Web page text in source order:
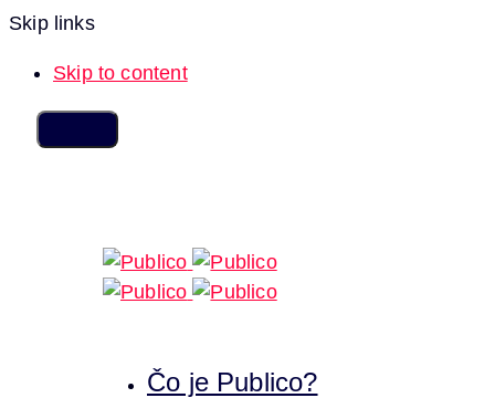
Skip links
Skip to content
Čo je Publico?